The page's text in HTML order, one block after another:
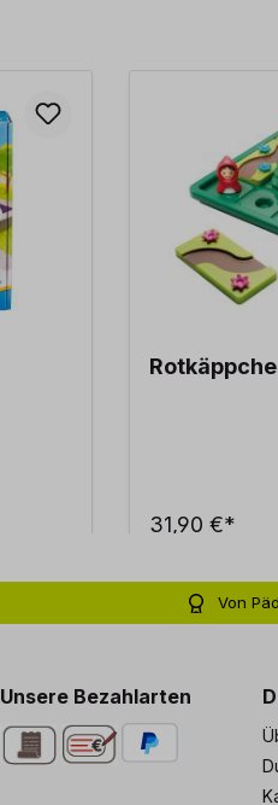
31,90 €*
Von
Unsere Bezahlarten